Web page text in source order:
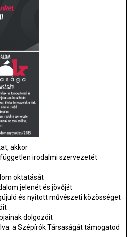
akkor
irodalmi szervezetét
oktatását
jelenét és jövőjét
és nyitott művészeti közösséget
dolgozóit
a Szépírók Társaságát támogatod